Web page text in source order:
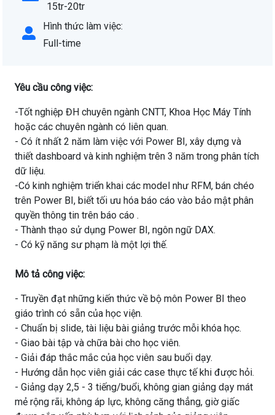
15tr-20tr
Hình thức làm việc:
Full-time
Yêu cầu công việc:
-Tốt nghiệp ĐH chuyên ngành CNTT, Khoa Học Máy Tính
hoặc các chuyên ngành có liên quan.
- Có ít nhất 2 năm làm việc với Power BI, xây dựng và
thiết dashboard và kinh nghiệm trên 3 năm trong phân tích
dữ liệu.
-Có kinh nghiệm triển khai các model như RFM, bán chéo
trên Power BI, biết tối ưu hóa báo cáo vào bảo mật phân
quyền thông tin trên báo cáo .
- Thành thạo sử dụng Power BI, ngôn ngữ DAX.
- Có kỹ năng sư phạm là một lợi thế.
Mô tả công việc:
- Truyền đạt những kiến thức về bộ môn Power BI theo
giáo trình có sẵn của học viện.
- Chuẩn bị slide, tài liệu bài giảng trước mỗi khóa học.
- Giao bài tập và chữa bài cho học viên.
- Giải đáp thắc mắc của học viên sau buổi dạy.
- Hướng dẫn học viên giải các case thực tế khi được hỏi.
- Giảng dạy 2,5 - 3 tiếng/buổi, không gian giảng dạy mát
mẻ rộng rãi, không áp lực, không căng thẳng, giờ giấc